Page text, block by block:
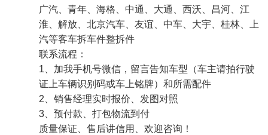
广汽、青年、海格、中通、大通、西沃、昌河、江
淮、解放、北京汽车、友谊、中车、大宇、桂林、上
汽等客车拆车件整拆件
联系流程：
1、加我手机号微信，留言告知车型（车主请拍行驶
证上车辆识别码或车上铭牌）和所需配件
2、销售经理实时报价、发图对照
3、预付款、打包物流到付
质量保证、售后讲信用、欢迎咨询！